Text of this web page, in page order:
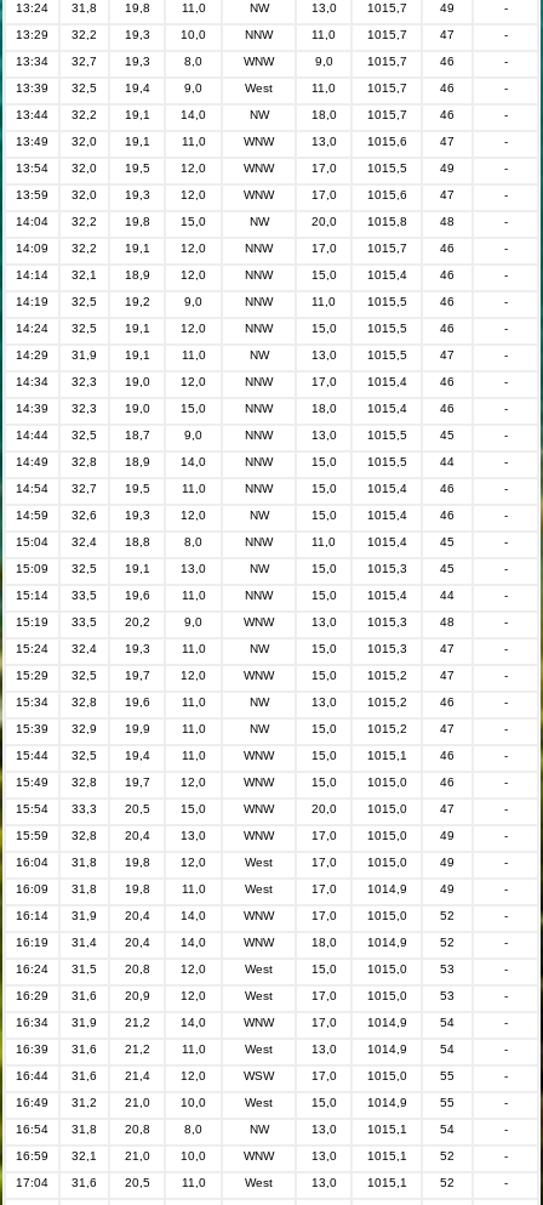
13:24
31,8 19,8 11,0 NW 13,0 1015,7 49
-
13:29
32,2 19,3 10,0 NNW 11,0 1015,7 47
-
13:34
32,7 19,3 8,0 WNW 9,0 1015,7 46
-
13:39
32,5 19,4 9,0 West 11,0 1015,7 46
-
13:44
32,2 19,1 14,0 NW 18,0 1015,7 46
-
13:49
32,0 19,1 11,0 WNW 13,0 1015,6 47
-
13:54
32,0 19,5 12,0 WNW 17,0 1015,5 49
-
13:59
32,0 19,3 12,0 WNW 17,0 1015,6 47
-
14:04
32,2 19,8 15,0 NW 20,0 1015,8 48
-
14:09
32,2 19,1 12,0 NNW 17,0 1015,7 46
-
14:14
32,1 18,9 12,0 NNW 15,0 1015,4 46
-
14:19
32,5 19,2 9,0 NNW 11,0 1015,5 46
-
14:24
32,5 19,1 12,0 NNW 15,0 1015,5 46
-
14:29
31,9 19,1 11,0 NW 13,0 1015,5 47
-
14:34
32,3 19,0 12,0 NNW 17,0 1015,4 46
-
14:39
32,3 19,0 15,0 NNW 18,0 1015,4 46
-
14:44
32,5 18,7 9,0 NNW 13,0 1015,5 45
-
14:49
32,8 18,9 14,0 NNW 15,0 1015,5 44
-
14:54
32,7 19,5 11,0 NNW 15,0 1015,4 46
-
14:59
32,6 19,3 12,0 NW 15,0 1015,4 46
-
15:04
32,4 18,8 8,0 NNW 11,0 1015,4 45
-
15:09
32,5 19,1 13,0 NW 15,0 1015,3 45
-
15:14
33,5 19,6 11,0 NNW 15,0 1015,4 44
-
15:19
33,5 20,2 9,0 WNW 13,0 1015,3 48
-
15:24
32,4 19,3 11,0 NW 15,0 1015,3 47
-
15:29
32,5 19,7 12,0 WNW 15,0 1015,2 47
-
15:34
32,8 19,6 11,0 NW 13,0 1015,2 46
-
15:39
32,9 19,9 11,0 NW 15,0 1015,2 47
-
15:44
32,5 19,4 11,0 WNW 15,0 1015,1 46
-
15:49
32,8 19,7 12,0 WNW 15,0 1015,0 46
-
15:54
33,3 20,5 15,0 WNW 20,0 1015,0 47
-
15:59
32,8 20,4 13,0 WNW 17,0 1015,0 49
-
16:04
31,8 19,8 12,0 West 17,0 1015,0 49
-
16:09
31,8 19,8 11,0 West 17,0 1014,9 49
-
16:14
31,9 20,4 14,0 WNW 17,0 1015,0 52
-
16:19
31,4 20,4 14,0 WNW 18,0 1014,9 52
-
16:24
31,5 20,8 12,0 West 15,0 1015,0 53
-
16:29
31,6 20,9 12,0 West 17,0 1015,0 53
-
16:34
31,9 21,2 14,0 WNW 17,0 1014,9 54
-
16:39
31,6 21,2 11,0 West 13,0 1014,9 54
-
16:44
31,6 21,4 12,0 WSW 17,0 1015,0 55
-
16:49
31,2 21,0 10,0 West 15,0 1014,9 55
-
16:54
31,8 20,8 8,0 NW 13,0 1015,1 54
-
16:59
32,1 21,0 10,0 WNW 13,0 1015,1 52
-
17:04
31,6 20,5 11,0 West 13,0 1015,1 52
-